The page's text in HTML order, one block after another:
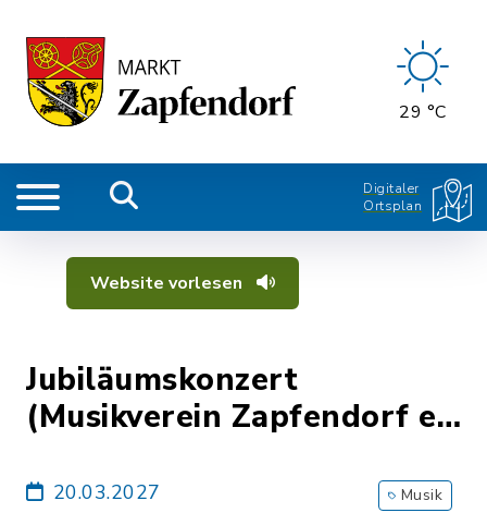
29 °C
Digitaler
Ortsplan
Website vorlesen
Jubiläumskonzert
(Musikverein Zapfendorf e.
20.03.2027
Musik